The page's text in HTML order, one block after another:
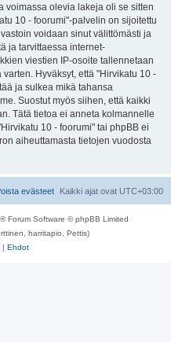
voimassa olevia lakeja oli se sitten
10 - foorumi"-palvelin on sijoitettu
voidaan sinut välittömästi ja
ja tarvittaessa internet-
viestien IP-osoite tallennetaan
Hyväksyt, että "Hirvikatu 10 -
ja sulkea mikä tahansa
Suostut myös siihen, että kaikki
Tätä tietoa ei anneta kolmannelle
10 - foorumi" tai phpBB ei
aiheuttamasta tietojen vuodosta
Kaikki ajat ovat UTC+03:00
evästeet
® Forum Software © phpBB Limited
harritapio, Pettis)
| Ehdot